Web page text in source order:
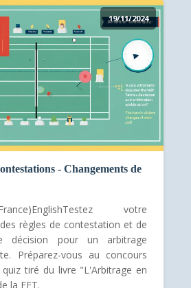
19/11/2024
- Changements de
votre
règles de contestation et de
décision pour un arbitrage
Préparez-vous au concours
quiz tiré du livre "L'Arbitrage en
la FFT.